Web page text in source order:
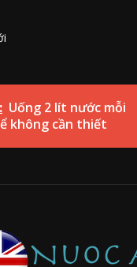
Uống 2 lít nước mỗi
không cần thiết